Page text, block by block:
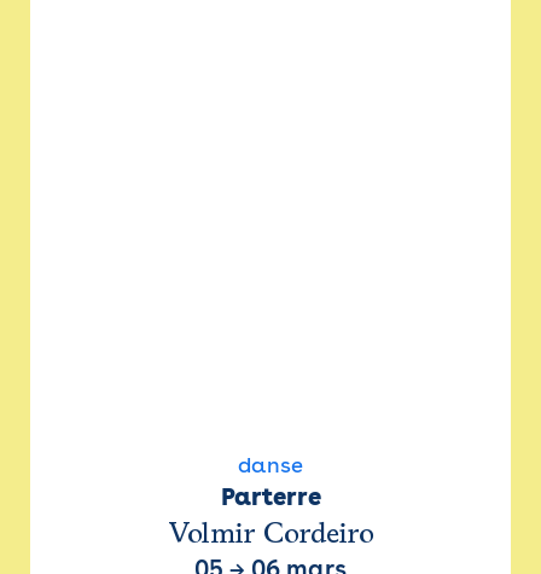
danse
Parterre
Volmir Cordeiro